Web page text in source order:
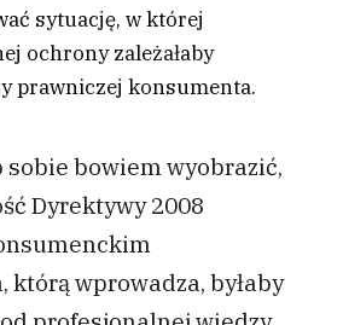
sytuację, w której
ochrony zależałaby
prawniczej konsumenta.
sobie bowiem wyobrazić,
Dyrektywy 2008
którą wprowadza, byłaby